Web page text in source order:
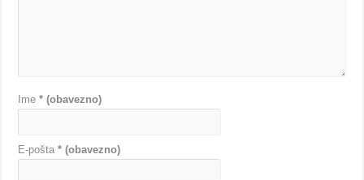
Ime* (obavezno)
E-pošta* (obavezno)